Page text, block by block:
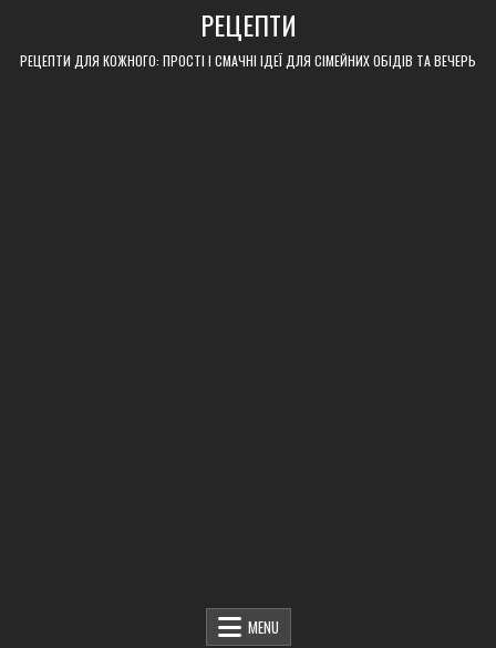
content
РЕЦЕПТИ
РЕЦЕПТИ ДЛЯ КОЖНОГО: ПРОСТІ І СМАЧНІ ІДЕЇ ДЛЯ СІМЕЙНИХ ОБІДІВ ТА ВЕЧЕРЬ
MENU